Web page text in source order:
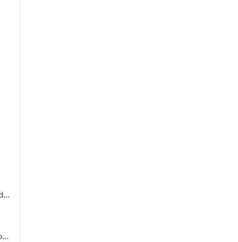
District Gard Lozère de Football : Fax calendrier, désignation des terrains
Olympique d'Alès en Cévennes (O.A.C.) : Coût, subventions, contrat d'objectifs, courrier